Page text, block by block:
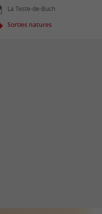
La Teste-de-Buch
Sorties natures